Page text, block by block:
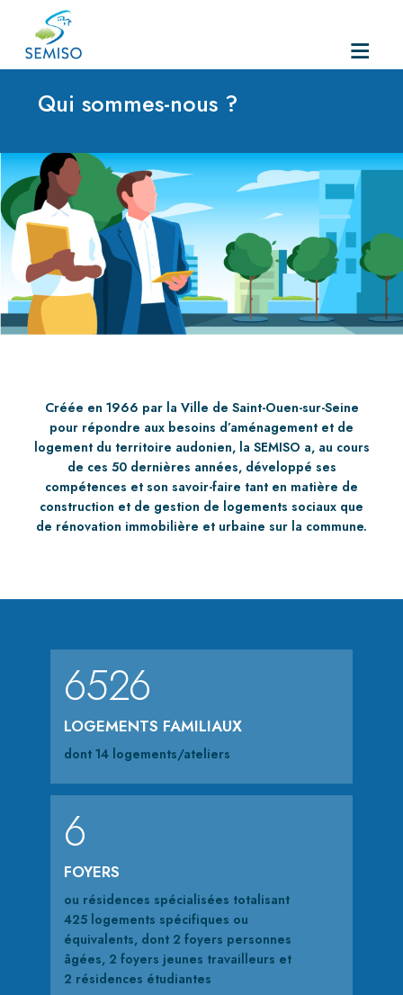
Qui sommes-nous ?
Créée en 1966 par la Ville de Saint-Ouen-sur-Seine
pour répondre aux besoins d’aménagement et de
logement du territoire audonien, la SEMISO a, au cours
de ces 50 dernières années, développé ses
compétences et son savoir-faire tant en matière de
construction et de gestion de logements sociaux que
de rénovation immobilière et urbaine sur la commune.
6526
LOGEMENTS FAMILIAUX
dont 14 logements/ateliers
6
FOYERS
ou résidences spécialisées totalisant
425 logements spécifiques ou
équivalents, dont 2 foyers personnes
âgées, 2 foyers jeunes travailleurs et
2 résidences étudiantes